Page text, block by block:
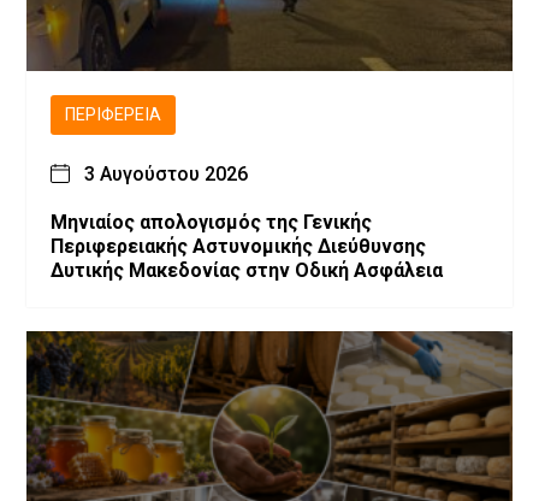
ΠΕΡΙΦΈΡΕΙΑ
3 Αυγούστου 2026
Μηνιαίος απολογισμός της Γενικής
Περιφερειακής Αστυνομικής Διεύθυνσης
Δυτικής Μακεδονίας στην Οδική Ασφάλεια